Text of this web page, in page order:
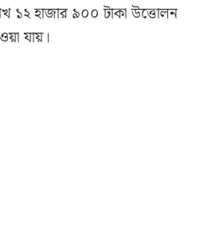
১২ হাজার ৯০০ টাকা উত্তোলন
যায়।